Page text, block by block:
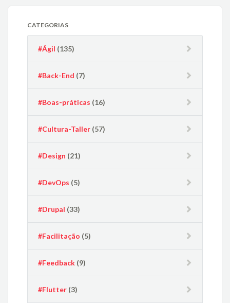
CATEGORIAS
#Ágil (135)
#Back-End (7)
#Boas-práticas (16)
#Cultura-Taller (57)
#Design (21)
#DevOps (5)
#Drupal (33)
#Facilitação (5)
#Feedback (9)
#Flutter (3)